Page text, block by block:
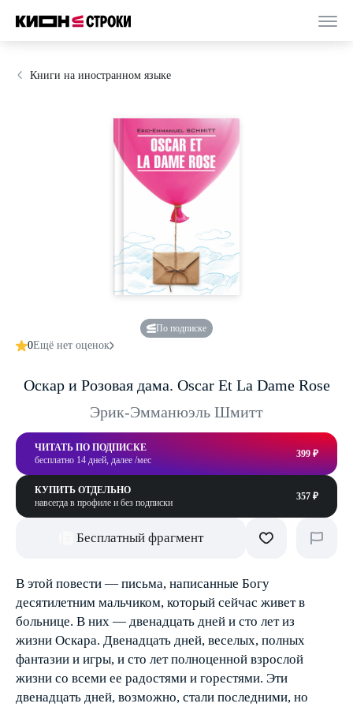
Книги на иностранном языке
По подписке
0Ещё нет оценок
Оскар и Розовая дама. Oscar Et La Dame Rose
Эрик-Эмманюэль Шмитт
ЧИТАТЬ ПО ПОДПИСКЕ
бесплатно 14 дней, далее /мес
399 ₽
КУПИТЬ ОТДЕЛЬНО
навсегда в профиле и без подписки
357 ₽
Бесплатный фрагмент
В этой повести — письма, написанные Богу
десятилетним мальчиком, который сейчас живет в
больнице. В них — двенадцать дней и сто лет из
жизни Оскара. Двенадцать дней, веселых, полных
фантазии и игры, и сто лет полноценной взрослой
жизни со всеми ее радостями и горестями. Эти
двенадцать дней, возможно, стали последними, но